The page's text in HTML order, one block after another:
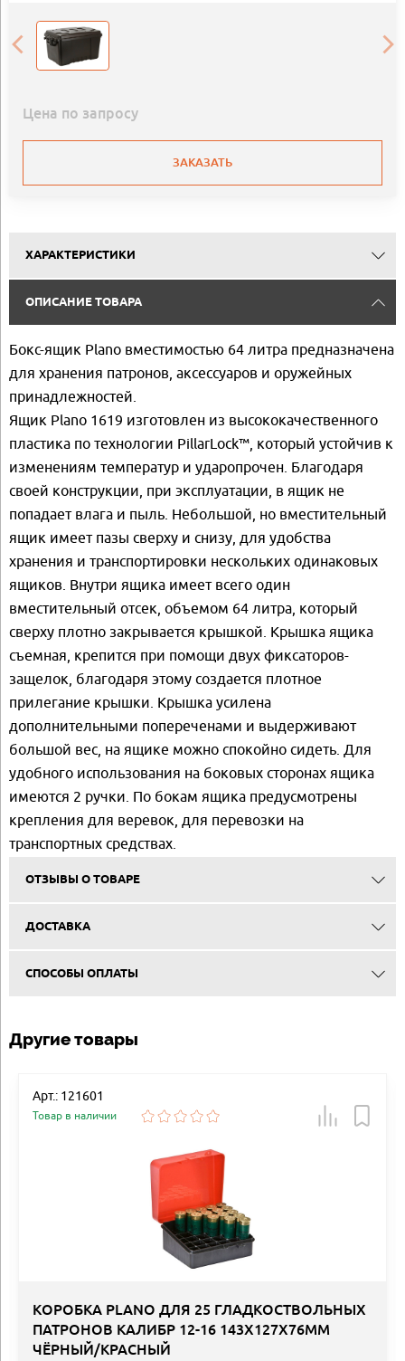
Цена по запросу
ЗАКАЗАТЬ
ХАРАКТЕРИСТИКИ
ОПИСАНИЕ ТОВАРА
Бокс-ящик Plano вместимостью 64 литра предназначена
для хранения патронов, аксессуаров и оружейных
принадлежностей.
Ящик Plano 1619 изготовлен из высококачественного
пластика по технологии PillarLock™, который устойчив к
изменениям температур и ударопрочен. Благодаря
своей конструкции, при эксплуатации, в ящик не
попадает влага и пыль. Небольшой, но вместительный
ящик имеет пазы сверху и снизу, для удобства
хранения и транспортировки нескольких одинаковых
ящиков. Внутри ящика имеет всего один
вместительный отсек, объемом 64 литра, который
сверху плотно закрывается крышкой. Крышка ящика
съемная, крепится при помощи двух фиксаторов-
защелок, благодаря этому создается плотное
прилегание крышки. Крышка усилена
дополнительными попереченами и выдерживают
большой вес, на ящике можно спокойно сидеть. Для
удобного использования на боковых сторонах ящика
имеются 2 ручки. По бокам ящика предусмотрены
крепления для веревок, для перевозки на
транспортных средствах.
ОТЗЫВЫ О ТОВАРЕ
ДОСТАВКА
СПОСОБЫ ОПЛАТЫ
Другие товары
Арт.: 121601
Товар в наличии
КОРОБКА PLANO ДЛЯ 25 ГЛАДКОСТВОЛЬНЫХ
ПАТРОНОВ КАЛИБР 12-16 143Х127Х76ММ
ЧЁРНЫЙ/КРАСНЫЙ